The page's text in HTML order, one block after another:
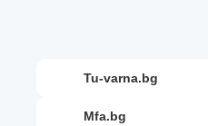
tu-varna.bg
mfa.bg